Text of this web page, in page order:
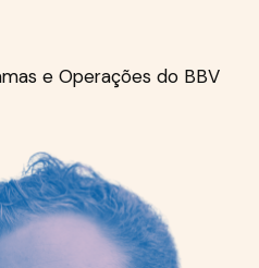
e Operações do BBV